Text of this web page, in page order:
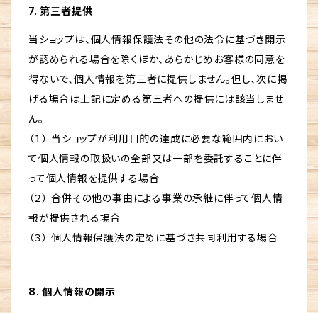
7. 第三者提供
当ショップは、個人情報保護法その他の法令に基づき開示
が認められる場合を除くほか、あらかじめお客様の同意を
得ないで、個人情報を第三者に提供しません。但し、次に掲
げる場合は上記に定める第三者への提供には該当しませ
ん。
（１） 当ショップが利用目的の達成に必要な範囲内におい
て個人情報の取扱いの全部又は一部を委託することに伴
って個人情報を提供する場合
（２） 合併その他の事由による事業の承継に伴って個人情
報が提供される場合
（３） 個人情報保護法の定めに基づき共同利用する場合
8. 個人情報の開示